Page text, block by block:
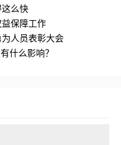
么快
保障工作
人员表彰大会
什么影响？